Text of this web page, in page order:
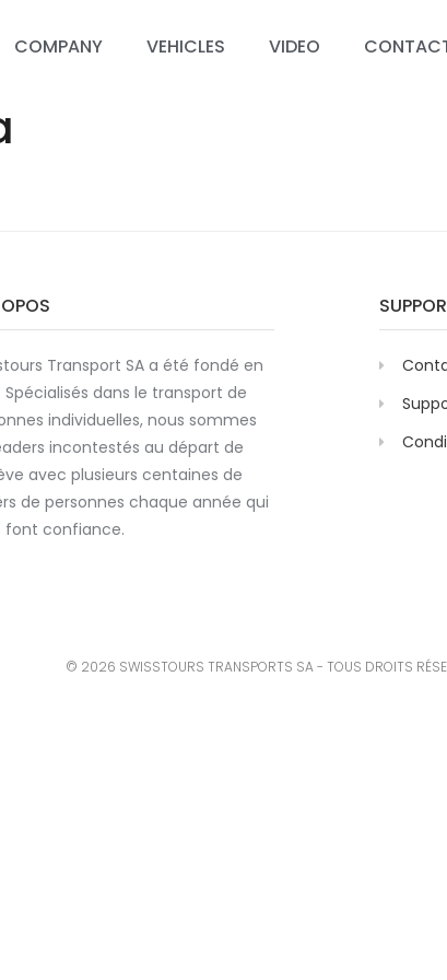
COMPANY VEHICLES VIDEO
Transport SA a été fondé en
Spécialisés dans le transport de
individuelles, nous sommes
incontestés au départ de
avec plusieurs centaines de
de personnes chaque année qui
font confiance.
© 2026 SWISSTOURS TRANSPORTS SA - TOUS DROITS